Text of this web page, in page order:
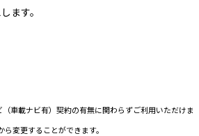
ます。
車載ナビ有）契約の有無に関わらずご利用いただけま
変更することができます。